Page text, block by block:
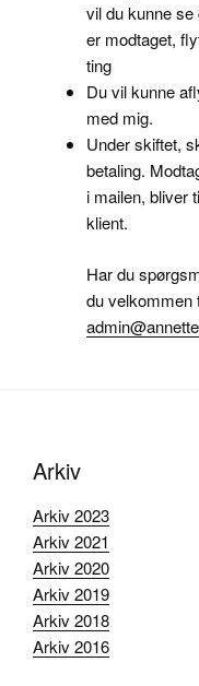
vil du kunne se
er modtaget,
ting
Du vil kunne
med mig.
Under skiftet,
betaling.
i mailen, bliver
klient.
Har du
du velkommen
Arkiv
Arkiv 2023
Arkiv 2021
Arkiv 2020
Arkiv 2019
Arkiv 2018
Arkiv 2016